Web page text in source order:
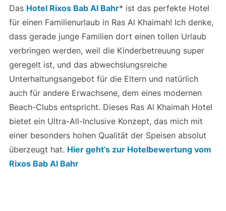
Das Hotel Rixos Bab Al Bahr* ist das perfekte Hotel
für einen Familienurlaub in Ras Al Khaimah! Ich denke,
dass gerade junge Familien dort einen tollen Urlaub
verbringen werden, weil die Kinderbetreuung super
geregelt ist, und das abwechslungsreiche
Unterhaltungsangebot für die Eltern und natürlich
auch für andere Erwachsene, dem eines modernen
Beach-Clubs entspricht. Dieses Ras Al Khaimah Hotel
bietet ein Ultra-All-Inclusive Konzept, das mich mit
einer besonders hohen Qualität der Speisen absolut
überzeugt hat. Hier geht’s zur Hotelbewertung vom
Rixos Bab Al Bahr